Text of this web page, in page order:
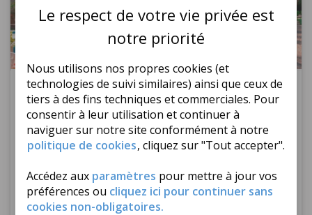
Le respect de votre vie privée est
notre priorité
Nous utilisons nos propres cookies (et
technologies de suivi similaires) ainsi que ceux de
tiers à des fins techniques et commerciales. Pour
consentir à leur utilisation et continuer à
naviguer sur notre site conformément à notre
politique de cookies, cliquez sur "Tout accepter".
Accédez aux paramètres pour mettre à jour vos
préférences ou cliquez ici pour continuer sans
cookies non-obligatoires.
Réf : 401719
Économies de 26 %
Dès 70€ ttc/
logement
au lieu de
Prochain départ à ce tarif :Sans Transport, le 13/10/2026
Camping Espagne
Spacieux et calme
Proche du réservoir de La Tranquera